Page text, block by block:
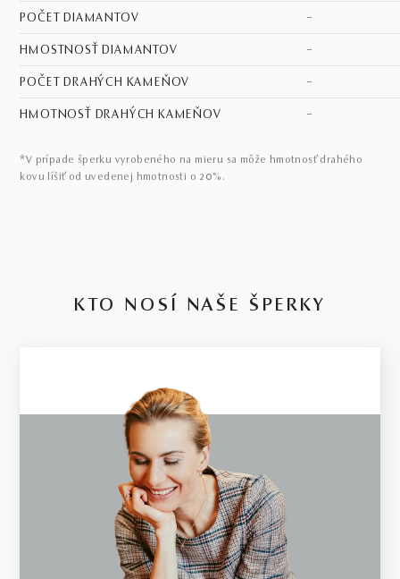
POČET DIAMANTOV –
HMOSTNOSŤ DIAMANTOV –
POČET DRAHÝCH KAMEŇOV –
HMOTNOSŤ DRAHÝCH KAMEŇOV –
*V prípade šperku vyrobeného na mieru sa môže hmotnosť drahého
kovu líšiť od uvedenej hmotnosti o 20%.
KTO NOSÍ NAŠE ŠPERKY